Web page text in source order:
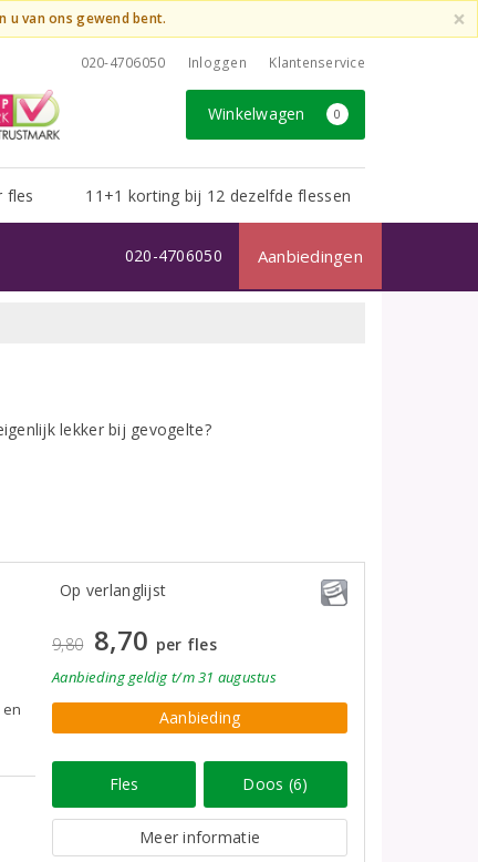
u van ons gewend bent. ×
020-4706050 Inloggen Klantenservice
Winkelwagen 0
fles 11+1 korting bij 12 dezelfde flessen
Aanbiedingen
020-4706050
lekker bij gevogelte?
Op verlanglijst
9,80 8,70 per fles
Aanbiedinggeldig t/m 31 augustus
Aanbieding
Fles Doos (6)
Meer informatie